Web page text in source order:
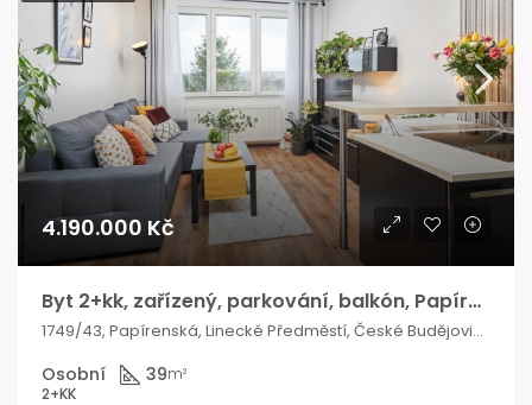
4.190.000 Kč
Byt 2+kk, zařízený, parkování, balkón, Papírenská – České Budějovice
1749/43, Papírenská, Linecké Předměstí, České Budějovice 7, České Budějovice, okres České Budějovice, Jihočeský kraj, Jihozápad, 370 01, Česko
Osobní 39m²
2+KK